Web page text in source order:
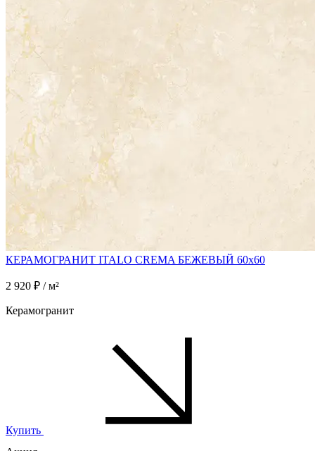
КЕРАМОГРАНИТ ITALO CREMA БЕЖЕВЫЙ 60x60
2 920 ₽ / м²
Керамогранит
Купить